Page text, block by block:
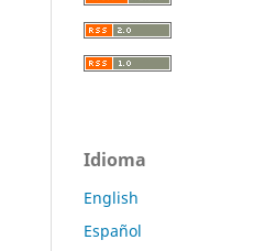
Idioma
English
Español